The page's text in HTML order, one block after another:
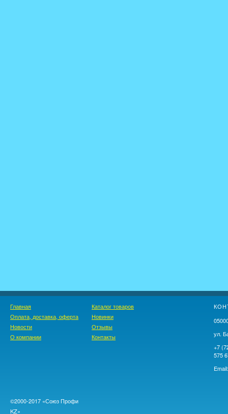
Главная
Оплата, доставка, оферта
Новости
О компании
Каталог товаров
Новинки
Отзывы
Контакты
ул.
+7
575
Email:
©2000-2017 «Союз Профи
KZ»